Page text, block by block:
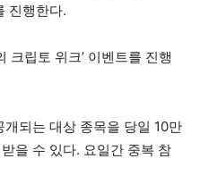
진행한다.
크립토 위크’ 이벤트를 진행
되는 대상 종목을 당일 10만
을 수 있다. 요일간 중복 참